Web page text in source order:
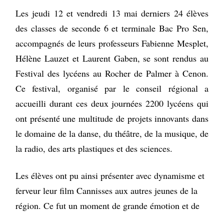
Les jeudi 12 et vendredi 13 mai derniers 24 élèves
des classes de seconde 6 et terminale Bac Pro Sen,
accompagnés de leurs professeurs Fabienne Mesplet,
Hélène Lauzet et Laurent Gaben, se sont rendus au
Festival des lycéens au Rocher de Palmer à Cenon.
Ce festival, organisé par le conseil régional a
accueilli durant ces deux journées 2200 lycéens qui
ont présenté une multitude de projets innovants dans
le domaine de la danse, du théâtre, de la musique, de
la radio, des arts plastiques et des sciences.
Les élèves ont pu ainsi présenter avec dynamisme et
ferveur leur film Cannisses aux autres jeunes de la
région. Ce fut un moment de grande émotion et de